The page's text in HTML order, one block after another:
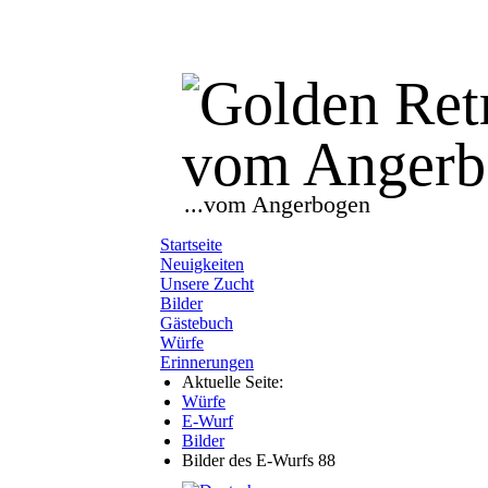
...vom Angerbogen
Startseite
Neuigkeiten
Unsere Zucht
Bilder
Gästebuch
Würfe
Erinnerungen
Aktuelle Seite:
Würfe
E-Wurf
Bilder
Bilder des E-Wurfs 88